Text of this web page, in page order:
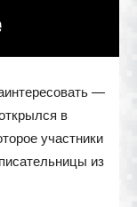
—
в
участники
из